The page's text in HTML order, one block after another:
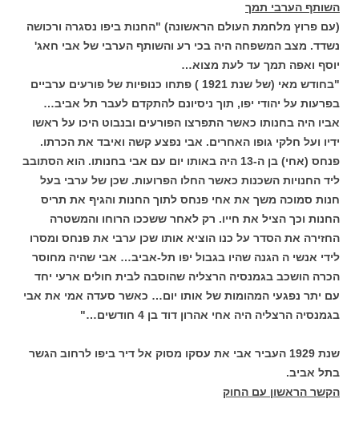
השותף הערבי תמך
(עם פרוץ מלחמת העולם הראשונה) "החנות ביפו נסגרה ורכושה
נשדד. מצב המשפחה היה בכי רע והשותף הערבי של אבי חאג'
יוסף ואפה תמך עד לעת מצוא…
"בחודש מאי (של שנת 1921 ) פתחו כנופיות של פורעים ערביים
בפרעות על יהודי יפו, תוך ניסיונם להתקדם לעבר תל אביב…
אביו היה בחנותו כאשר התפרצו הפורעים ובנבוט היכו על ראשו
ידיו ועל חלקי גופו האחרים. אבי נפצע קשה ואיבד את הכרתו.
פנחס (אחי) בן ה-13 היה באותו יום עם אבי בחנותו. הוא הסתובב
ליד החנויות השכנות כאשר החלו הפרועות. שכן של ערבי בעל
חנות סמוכה משך את אחי פנחס לתוך החנות והגיף את תריס
החנות וכך הציל את חייו. רק לאחר ששככו הרוחו והמשטרה
החזירה את הסדר על כנו הוציא אותו שכן ערבי את פנחס ומסרו
לידי אנשי ה הגנה שהיו בגבול יפו תל-אביב… אבי שהיה מחוסר
הכרה הושכב בגמנסיה הרצליה שהוסבה לבית חולים ארעי יחד
עם יתר נפגעי המהומות של אותו יום… כאשר סעדה אמי את אבי
בגמנסיה הרצליה היה אחי אהרון דוד בן 4 חודשים…"
שנת 1929 העביר אבי את עסקו מסוק אל דיר ביפו לרחוב הגשר
בתל אביב.
הקשר הראשון עם החוק